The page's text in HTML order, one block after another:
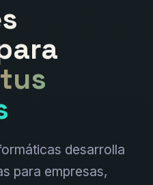
desarrolla
para empresas,